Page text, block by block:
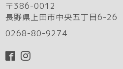
〒386-0012
長野県上田市中央五丁目6-26
0268-80-9274